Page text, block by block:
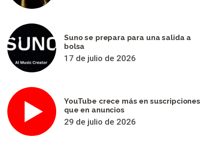
Suno se prepara para una salida a
bolsa
17 de julio de 2026
YouTube crece más en suscripciones
que en anuncios
29 de julio de 2026